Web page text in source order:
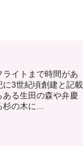
イトまで時間があ
3世紀頃創建と記載
る生田の森や弁慶
の木に...